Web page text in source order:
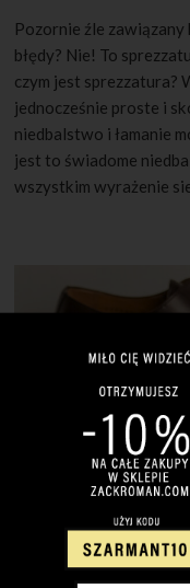
Pozornie źle
błędy? Nie! To
czym jest sprezzatura?
jednocześnie proste i
niedbalstwo i łamanie
jest to świadome
wszystkim wyrażenie
30 MAJA 2022
Jak